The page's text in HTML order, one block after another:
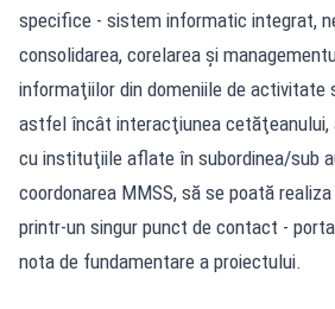
specifice - sistem informatic integrat,
consolidarea, corelarea şi
informaţiilor din domeniile de activitate
astfel încât interacţiunea
cu instituţiile aflate în subordinea/sub
coordonarea MMSS, să se poată
printr-un singur punct de contact -
nota de fundamentare a proiectului.